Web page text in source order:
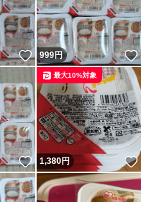
いいね！
999円
いいね！
1,380円
最大10%対象